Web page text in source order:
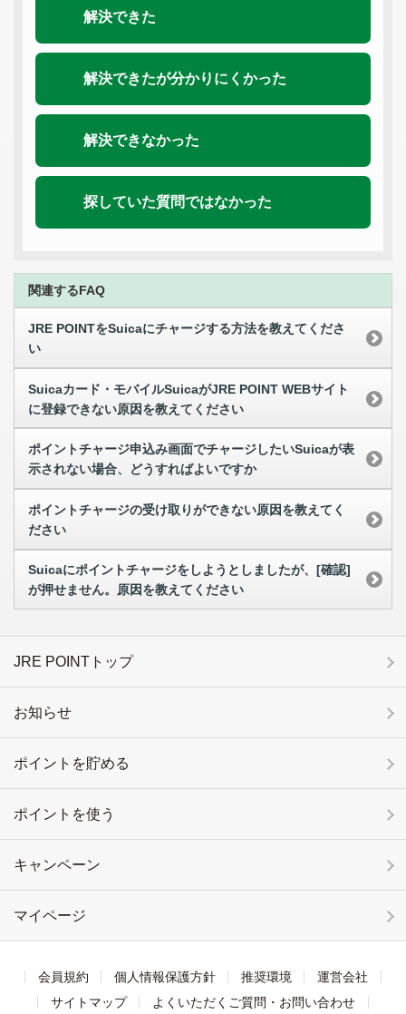
解決できた
解決できたが分かりにくかった
解決できなかった
探していた質問ではなかった
関連するFAQ
JRE POINTをSuicaにチャージする方法を教えてくださ
い
Suicaカード・モバイルSuicaがJRE POINT WEBサイト
に登録できない原因を教えてください
ポイントチャージ申込み画面でチャージしたいSuicaが表
示されない場合、どうすればよいですか
ポイントチャージの受け取りができない原因を教えてく
ださい
Suicaにポイントチャージをしようとしましたが、[確認]
が押せません。原因を教えてください
JRE POINTトップ
お知らせ
ポイントを貯める
ポイントを使う
キャンペーン
マイページ
会員規約 個人情報保護方針 推奨環境
運営会社
サイトマップ
よくいただくご質問・お問い合わせ